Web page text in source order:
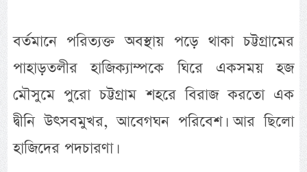
বর্তমানে পরিত্যক্ত অবস্থায় পড়ে থাকা চট্টগ্রামের
পাহাড়তলীর হাজিক্যাম্পকে ঘিরে একসময় হজ
মৌসুমে পুরো চট্টগ্রাম শহরে বিরাজ করতো এক
দ্বীনি উৎসবমুখর, আবেগঘন পরিবেশ। আর ছিলো
হাজিদের পদচারণা।